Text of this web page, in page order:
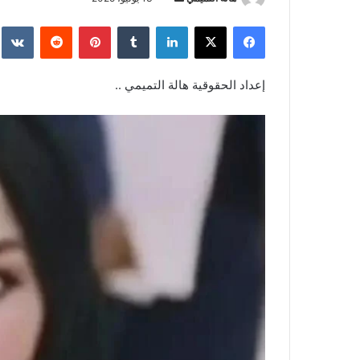
إلكترونيا
فيسبوك ‫X لينكدإن بينتيريست
إعداد الحقوقية هالة التميمي ..